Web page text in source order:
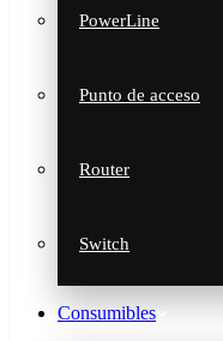
PowerLine
Punto de acceso
Router
Switch
Consumibles